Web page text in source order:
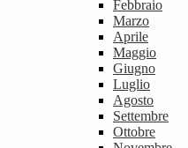
Febbraio
Marzo
Aprile
Maggio
Giugno
Luglio
Agosto
Settembre
Ottobre